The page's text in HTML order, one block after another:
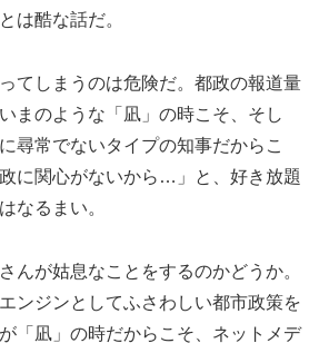
は酷な話だ。
てしまうのは危険だ。都政の報道量
まのような「凪」の時こそ、そし
尋常でないタイプの知事だからこ
に関心がないから…」と、好き放題
なるまい。
んが姑息なことをするのかどうか。
ンジンとしてふさわしい都市政策を
「凪」の時だからこそ、ネットメデ